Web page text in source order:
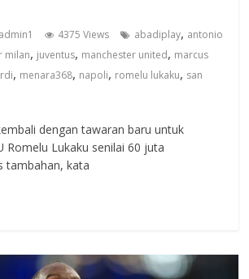
admin1 4375 Views abadiplay, antonio
milan, juventus, manchester united, marcus
, menara368, napoli, romelu lukaku, san
dengan tawaran baru untuk
Romelu Lukaku senilai 60 juta
tambahan, kata